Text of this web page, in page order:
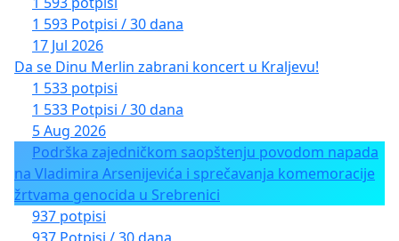
1 593 Potpisi / 30 dana
17 Jul 2026
Da se Dinu Merlin zabrani koncert u Kraljevu!
1 533 potpisi
1 533 Potpisi / 30 dana
5 Aug 2026
Podrška zajedničkom saopštenju povodom napada
na Vladimira Arsenijevića i sprečavanja komemoracije
žrtvama genocida u Srebrenici
937 potpisi